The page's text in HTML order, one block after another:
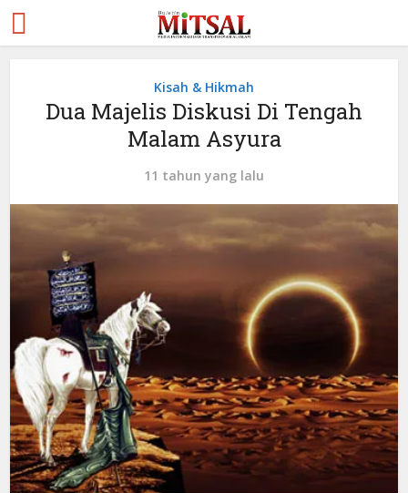
Kisah & Hikmah
Dua Majelis Diskusi Di Tengah
Malam Asyura
11 tahun yang lalu